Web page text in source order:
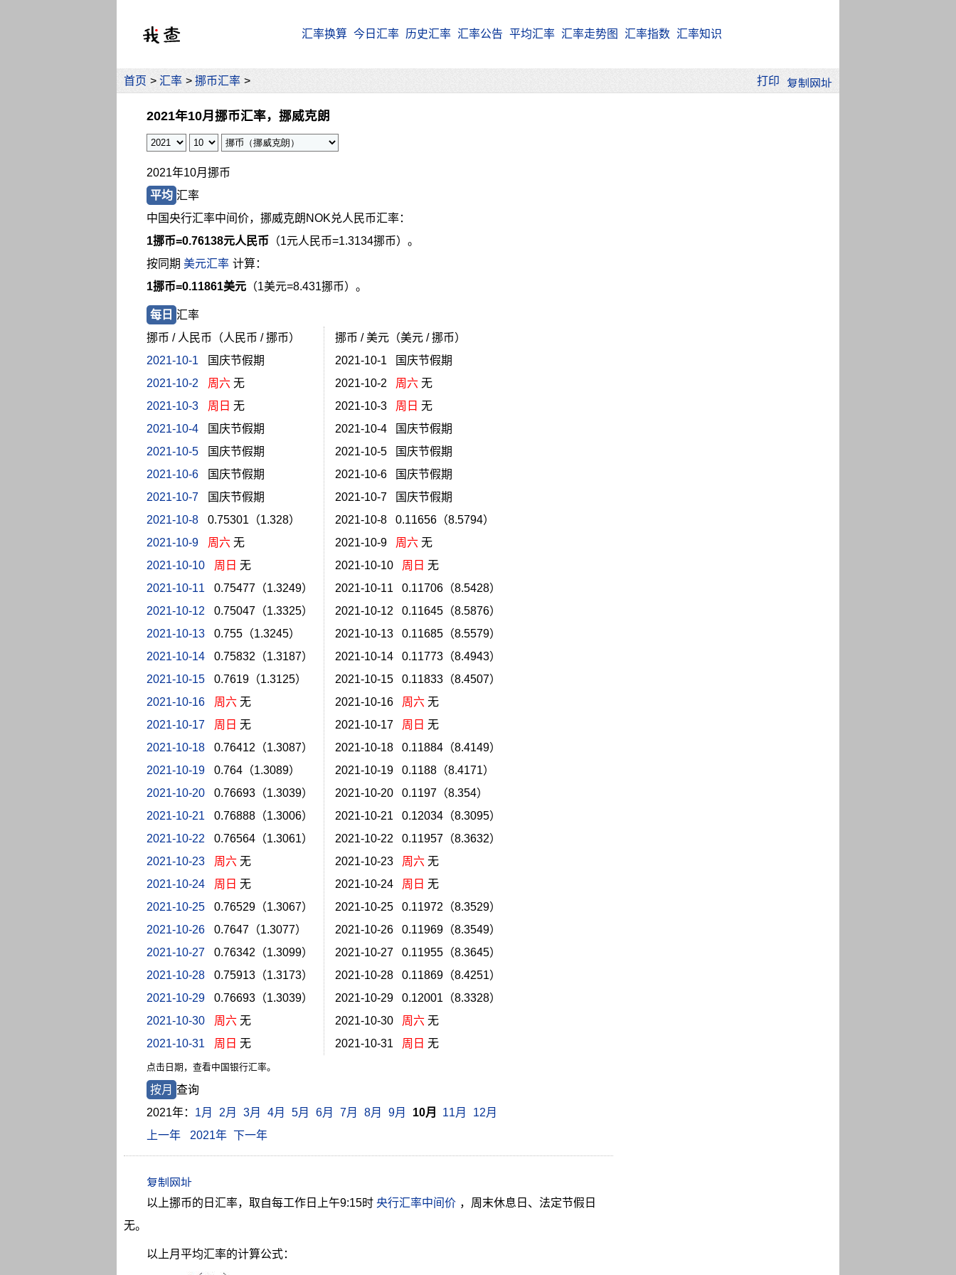
汇率换算 今日汇率 历史汇率 汇率公告 平均汇率 汇率走势图 汇率指数 汇率知识
首页 > 汇率 > 挪币汇率 > 打印
2021年10月挪币汇率，挪威克朗
2021年10月挪币
平均 汇率
中国央行汇率中间价，挪威克朗NOK兑人民币汇率：
1挪币=0.76138元人民币 （1元人民币=1.3134挪币）。
按同期 美元汇率 计算：
1挪币=0.11861美元 （1美元=8.431挪币）。
每日 汇率
挪币 / 人民币（人民币 / 挪币）
2021-10-1
国庆节假期
2021-10-2
周六无
2021-10-3
周日 无
2021-10-4
国庆节假期
2021-10-5
国庆节假期
2021-10-6
国庆节假期
2021-10-7
国庆节假期
2021-10-8
0.75301（1.328）
2021-10-9
周六无
2021-10-10
周日 无
2021-10-11
0.75477（1.3249）
2021-10-12
0.75047（1.3325）
2021-10-13
0.755（1.3245）
2021-10-14
0.75832（1.3187）
2021-10-15
0.7619（1.3125）
2021-10-16
周六无
2021-10-17
周日 无
2021-10-18
0.76412（1.3087）
2021-10-19
0.764（1.3089）
2021-10-20
0.76693（1.3039）
2021-10-21
0.76888（1.3006）
2021-10-22
0.76564（1.3061）
2021-10-23
周六无
2021-10-24
周日 无
2021-10-25
0.76529（1.3067）
2021-10-26
0.7647（1.3077）
2021-10-27
0.76342（1.3099）
2021-10-28
0.75913（1.3173）
2021-10-29
0.76693（1.3039）
2021-10-30
周六无
2021-10-31
周日 无
点击日期，查看中国银行汇率。
挪币 / 美元（美元 / 挪币）
2021-10-1 国庆节假期
2021-10-2 周六无
2021-10-3 周日 无
2021-10-4 国庆节假期
2021-10-5 国庆节假期
2021-10-6 国庆节假期
2021-10-7 国庆节假期
2021-10-8 0.11656（8.5794）
2021-10-9 周六无
2021-10-10 周日 无
2021-10-11 0.11706（8.5428）
2021-10-12 0.11645（8.5876）
2021-10-13 0.11685（8.5579）
2021-10-14 0.11773（8.4943）
2021-10-15 0.11833（8.4507）
2021-10-16 周六无
2021-10-17 周日 无
2021-10-18 0.11884（8.4149）
2021-10-19 0.1188（8.4171）
2021-10-20 0.1197（8.354）
2021-10-21 0.12034（8.3095）
2021-10-22 0.11957（8.3632）
2021-10-23 周六无
2021-10-24 周日 无
2021-10-25 0.11972（8.3529）
2021-10-26 0.11969（8.3549）
2021-10-27 0.11955（8.3645）
2021-10-28 0.11869（8.4251）
2021-10-29 0.12001（8.3328）
2021-10-30 周六无
2021-10-31 周日 无
按月 查询
2021年： 1月 2月 3月 4月 5月 6月 7月 8月 9月 10月 11月
12月
上一年
2021年 下一年
以上挪币的日汇率，取自每工作日上午9:15时 央行汇率中间价 ，周末休息日、法定节假日
无。
以上月平均汇率的计算公式：